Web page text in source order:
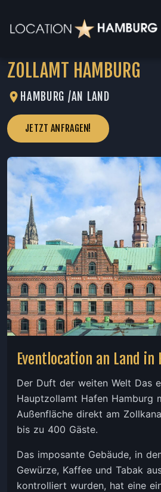
ZOLLAMT HAMBURG
HAMBURG /AN LAND
JETZT ANFRAGEN!
Eventlocation an Land in
Der Duft der weiten Welt Das
Hauptzollamt Hafen Hamburg
Außenfläche direkt am
bis zu 400 Gäste.
Das imposante Gebäude, in
Gewürze, Kaffee und Tabak
kontrolliert wurden, hat eine